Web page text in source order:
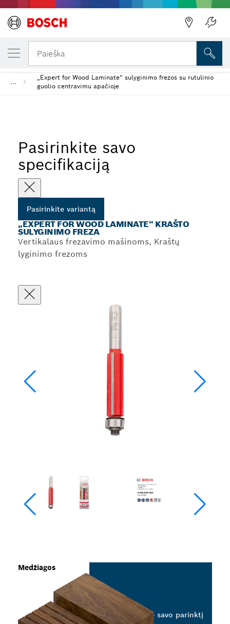
Paieška
...
„Expert for Wood Laminate“ sulyginimo frezos su rutulinio
guolio centravimu apačioje
Pasirinkite savo
specifikaciją
Pasirinkite variantą
„EXPERT FOR WOOD LAMINATE“ KRAŠTO
SULYGINIMO FREZA
Vertikalaus frezavimo mašinoms, Kraštų
lyginimo frezoms
Medžiagos
Pasirinkite savo parinktį
JŪSŲ PASIRINKTAS VARIANTAS
„Expert for Wood Laminate“ krašto